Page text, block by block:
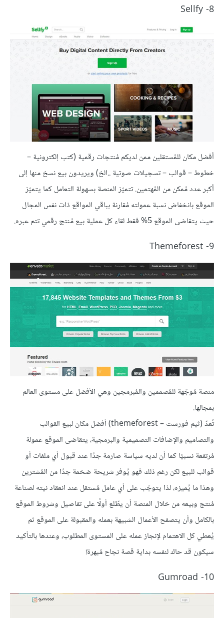
8- Sellfy
أفضل مكان للمُستقلين ممن لديكم مُنتجات رقمية (كتب إلكترونية –
خطوط – قوالب – تسجيلات صوتية ..الخ) ويريدون بيع نسخ منها إلى
أكبر عدد مُمكن من المُهتمين. تتميّز المنصة بسهولة التعامل كما يتميّز
الموقع بانخفاض نسبة عمولته مُقارنة بباقي المواقع ذات نفس المجال
حيث يتقاضى الموقع 5% فقط لقاء كل عملية بيع مُنتج رقمي تتم عبره.
9- Themeforest
منصة مُوجّهة للمُصممين والمُبرمجين وهي الأفضل على مستوى العالم
بمجالها.
تُعدّ (ثيم فورست – themeforest) أفضل مكان لبيع القوالب
والتصاميم والإضافات التصميمية والبرمجية، يتقاضى الموقع عمولة
مُرتفعة نسبيًا كما أن لديه سياسة صارمة جدًا عند قبول أي ملفات أو
قوالب للبيع لكن رغم ذلك فهو يُوفر شريحة ضخمة جدًا من المُشترين
وهذا ما يُميزه، لذا يتوجّب على أي عامل مُستقل عند انعقاد نيته لصناعة
مُنتج وبيعه من خلال المنصة أن يطّلع أولًا على تفاصيل وشروط الموقع
بالكامل وأن يتصفح الأعمال الشبيهة بعمله والمقبولة على الموقع ثم
يُعطي كل الاهتمام لإنجاز عمله على المستوى المطلوب، وعندها بالتأكيد
سيكون قد حاك لنفسه بداية قصة نجاح مُبهرة!
10- Gumroad